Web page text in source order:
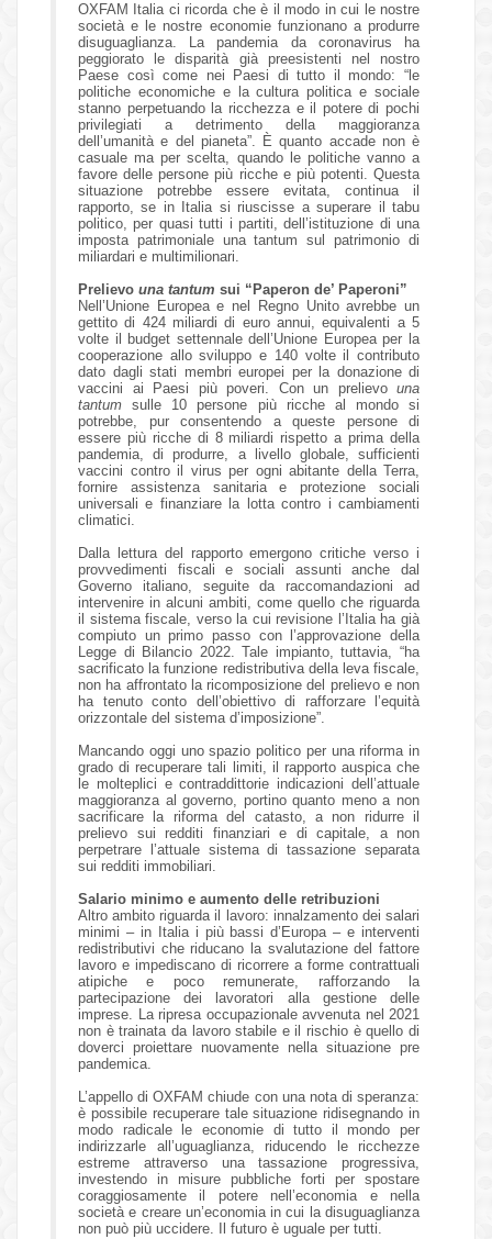
OXFAM Italia ci ricorda che è il modo in cui le nostre
società e le nostre economie funzionano a produrre
disuguaglianza. La pandemia da coronavirus ha
peggiorato le disparità già preesistenti nel nostro
Paese così come nei Paesi di tutto il mondo: “le
politiche economiche e la cultura politica e sociale
stanno perpetuando la ricchezza e il potere di pochi
privilegiati a detrimento della maggioranza
dell’umanità e del pianeta”. È quanto accade non è
casuale ma per scelta, quando le politiche vanno a
favore delle persone più ricche e più potenti. Questa
situazione potrebbe essere evitata, continua il
rapporto, se in Italia si riuscisse a superare il tabu
politico, per quasi tutti i partiti, dell’istituzione di una
imposta patrimoniale una tantum sul patrimonio di
miliardari e multimilionari.
Prelievo una tantum sui “Paperon de’ Paperoni”
Nell’Unione Europea e nel Regno Unito avrebbe un
gettito di 424 miliardi di euro annui, equivalenti a 5
volte il budget settennale dell’Unione Europea per la
cooperazione allo sviluppo e 140 volte il contributo
dato dagli stati membri europei per la donazione di
vaccini ai Paesi più poveri. Con un prelievo una
tantum sulle 10 persone più ricche al mondo si
potrebbe, pur consentendo a queste persone di
essere più ricche di 8 miliardi rispetto a prima della
pandemia, di produrre, a livello globale, sufficienti
vaccini contro il virus per ogni abitante della Terra,
fornire assistenza sanitaria e protezione sociali
universali e finanziare la lotta contro i cambiamenti
climatici.
Dalla lettura del rapporto emergono critiche verso i
provvedimenti fiscali e sociali assunti anche dal
Governo italiano, seguite da raccomandazioni ad
intervenire in alcuni ambiti, come quello che riguarda
il sistema fiscale, verso la cui revisione l’Italia ha già
compiuto un primo passo con l’approvazione della
Legge di Bilancio 2022. Tale impianto, tuttavia, “ha
sacrificato la funzione redistributiva della leva fiscale,
non ha affrontato la ricomposizione del prelievo e non
ha tenuto conto dell’obiettivo di rafforzare l’equità
orizzontale del sistema d’imposizione”.
Mancando oggi uno spazio politico per una riforma in
grado di recuperare tali limiti, il rapporto auspica che
le molteplici e contraddittorie indicazioni dell’attuale
maggioranza al governo, portino quanto meno a non
sacrificare la riforma del catasto, a non ridurre il
prelievo sui redditi finanziari e di capitale, a non
perpetrare l’attuale sistema di tassazione separata
sui redditi immobiliari.
Salario minimo e aumento delle retribuzioni
Altro ambito riguarda il lavoro: innalzamento dei salari
minimi – in Italia i più bassi d’Europa – e interventi
redistributivi che riducano la svalutazione del fattore
lavoro e impediscano di ricorrere a forme contrattuali
atipiche e poco remunerate, rafforzando la
partecipazione dei lavoratori alla gestione delle
imprese. La ripresa occupazionale avvenuta nel 2021
non è trainata da lavoro stabile e il rischio è quello di
doverci proiettare nuovamente nella situazione pre
pandemica.
L’appello di OXFAM chiude con una nota di speranza:
è possibile recuperare tale situazione ridisegnando in
modo radicale le economie di tutto il mondo per
indirizzarle all’uguaglianza, riducendo le ricchezze
estreme attraverso una tassazione progressiva,
investendo in misure pubbliche forti per spostare
coraggiosamente il potere nell’economia e nella
società e creare un’economia in cui la disuguaglianza
non può più uccidere. Il futuro è uguale per tutti.